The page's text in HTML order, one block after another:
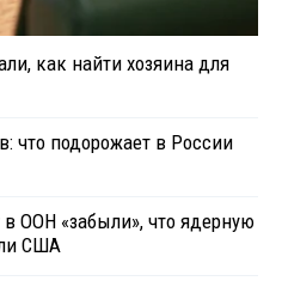
как найти хозяина для
что подорожает в России
ООН «забыли», что ядерную
США